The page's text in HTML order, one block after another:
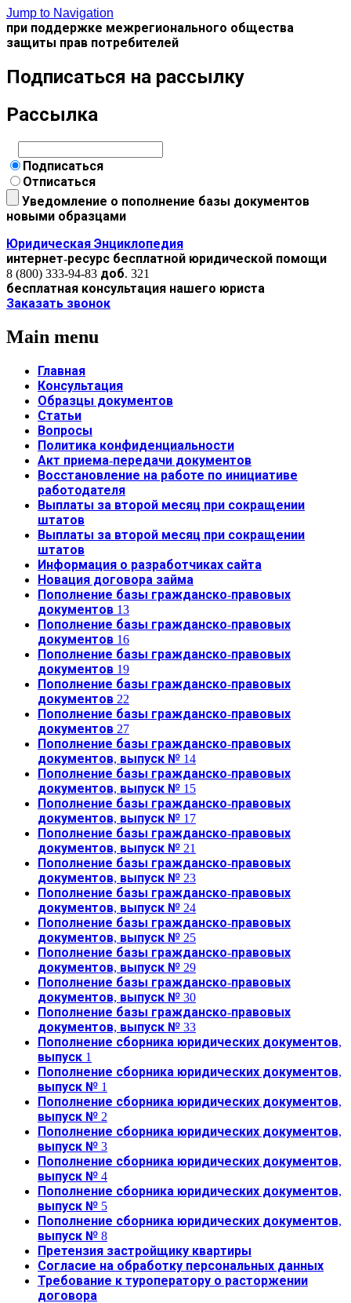
Jump to Navigation
при поддержке межрегионального общества
защиты прав потребителей
Подписаться на рассылку
Рассылка
Подписаться
Отписаться
Уведомление о пополнение базы документов
новыми образцами
Юридическая Энциклопедия
интернет-ресурс бесплатной юридической помощи
8 (800) 333-94-83 доб. 321
бесплатная консультация нашего юриста
Заказать звонок
Main menu
Главная
Консультация
Образцы документов
Статьи
Вопросы
Политика конфиденциальности
Акт приема-передачи документов
Восстановление на работе по инициативе
работодателя
Выплаты за второй месяц при сокращении
штатов
Выплаты за второй месяц при сокращении
штатов
Информация о разработчиках сайта
Новация договора займа
Пополнение базы гражданско-правовых
документов 13
Пополнение базы гражданско-правовых
документов 16
Пополнение базы гражданско-правовых
документов 19
Пополнение базы гражданско-правовых
документов 22
Пополнение базы гражданско-правовых
документов 27
Пополнение базы гражданско-правовых
документов, выпуск № 14
Пополнение базы гражданско-правовых
документов, выпуск № 15
Пополнение базы гражданско-правовых
документов, выпуск № 17
Пополнение базы гражданско-правовых
документов, выпуск № 21
Пополнение базы гражданско-правовых
документов, выпуск № 23
Пополнение базы гражданско-правовых
документов, выпуск № 24
Пополнение базы гражданско-правовых
документов, выпуск № 25
Пополнение базы гражданско-правовых
документов, выпуск № 29
Пополнение базы гражданско-правовых
документов, выпуск № 30
Пополнение базы гражданско-правовых
документов, выпуск № 33
Пополнение сборника юридических документов,
выпуск 1
Пополнение сборника юридических документов,
выпуск № 1
Пополнение сборника юридических документов,
выпуск № 2
Пополнение сборника юридических документов,
выпуск № 3
Пополнение сборника юридических документов,
выпуск № 4
Пополнение сборника юридических документов,
выпуск № 5
Пополнение сборника юридических документов,
выпуск № 8
Претензия застройщику квартиры
Согласие на обработку персональных данных
Требование к туроператору о расторжении
договора